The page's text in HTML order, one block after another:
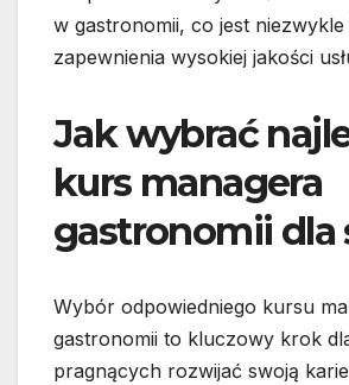
w gastronomii, co jest
zapewnienia wysokiej jakości
Jak wybrać
kurs managera
gastronomii dla
Wybór odpowiedniego kursu
gastronomii to kluczowy krok
pragnących rozwijać swoją